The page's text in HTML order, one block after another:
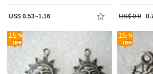
US$ 0.53~1.16 US$ 0.9
15 15